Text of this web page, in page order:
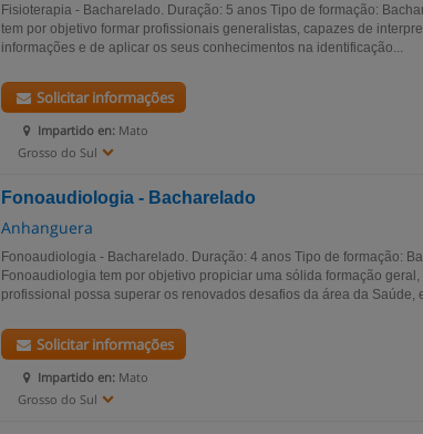
Fisioterapia - Bacharelado. Duração: 5 anos Tipo de formação:
tem por objetivo formar profissionais generalistas, capazes de
informações e de aplicar os seus conhecimentos na identificação...
Impartido en: Mato
Grosso do Sul
Solicitar informações
Fonoaudiologia - Bacharelado
Anhanguera
Fonoaudiologia - Bacharelado. Duração: 4 anos Tipo de formação:
Fonoaudiologia tem por objetivo propiciar uma sólida formação
profissional possa superar os renovados desafios da área da Saúde,
Impartido en: Mato
Grosso do Sul
Solicitar informações